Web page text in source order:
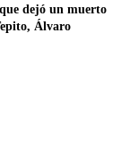
dejó un muerto
Álvaro